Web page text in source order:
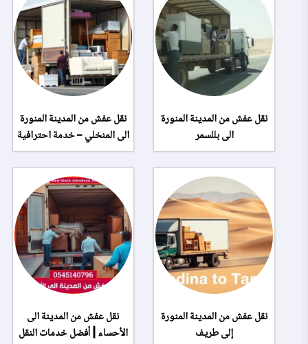
نقل عفش من المدينة المنورة
الى بللسمر
نقل عفش من المدينة المنورة
الى المنخلي – خدمة احترافية
نقل عفش من المدينة المنورة
إلى طريف
نقل عفش من المدينة الى
الأحساء | أفضل خدمات النقل